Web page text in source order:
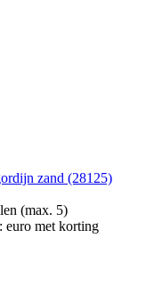
zand (28125)
(max. 5)
euro met korting